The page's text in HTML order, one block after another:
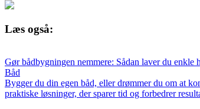
Læs også:
Gør bådbygningen nemmere: Sådan laver du enkle
Båd
Bygger du din egen båd, eller drømmer du om at
praktiske løsninger, der sparer tid og forbedrer